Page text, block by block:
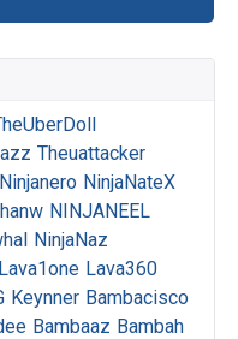
Theuattacker
Ninjanero NinjaNateX
NINJANEEL
NinjaNaz
Lava1one Lava360
Keynner Bambacisco
Bambaaz Bambah